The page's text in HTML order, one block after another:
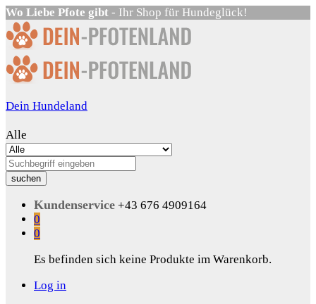
Wo Liebe Pfote gibt - Ihr Shop für Hundeglück!
Dein Hundeland
Alle
suchen
Kundenservice +43 676 4909164
0
0
Es befinden sich keine Produkte im Warenkorb.
Log in